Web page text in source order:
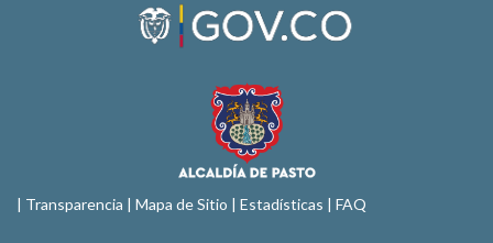
| Transparencia | Mapa de Sitio | Estadísticas | FAQ